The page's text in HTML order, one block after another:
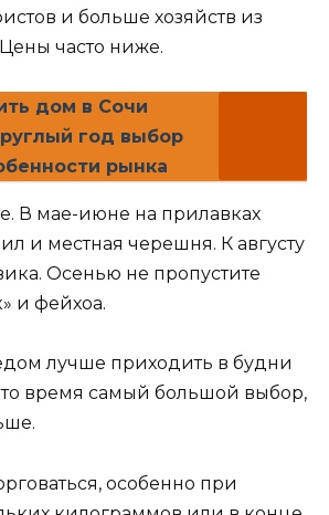
и больше хозяйств из
часто ниже.
дом в Сочи
год выбор
рынка
В мае-июне на прилавках
и местная черешня. К августу
Осенью не пропустите
и фейхоа.
лучше приходить в будни
время самый большой выбор,
особенно при